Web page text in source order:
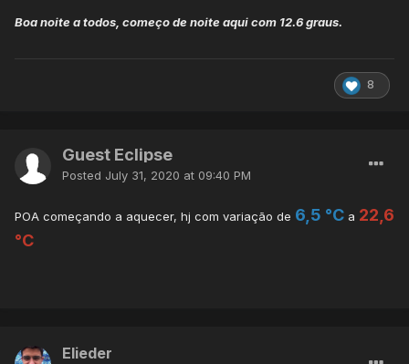
Boa noite a todos, começo de noite aqui com 12.6 graus.
8
Guest Eclipse
Posted July 31, 2020 at 09:40 PM
POA começando a aquecer, hj com variação de 6,5 °C a 22,6
°C
Elieder